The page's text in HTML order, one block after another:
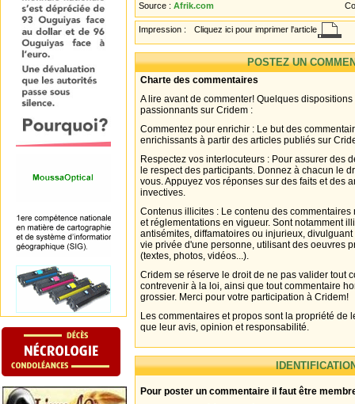
Source : Afrik.com
Impression : Cliquez ici pour imprimer l'article
POSTEZ UN
Charte des commentaires
A lire avant de commenter! Quelques
passionnants sur Cridem :
Commentez pour enrichir : Le but des
enrichissants à partir des articles publiés sur
Respectez vos interlocuteurs : Pour assurer des
le respect des participants. Donnez à chacun le
vous. Appuyez vos réponses sur des faits et des
invectives.
Contenus illicites : Le contenu des
et réglementations en vigueur. Sont notamment
antisémites, diffamatoires ou injurieux,
vie privée d'une personne, utilisant des oeuvres
(textes, photos, vidéos...).
Cridem se réserve le droit de ne pas valider tout
contrevenir à la loi, ainsi que tout commentaire
grossier. Merci pour votre participation à Cridem!
Les commentaires et propos sont la propriété de
que leur avis, opinion et responsabilité.
Pour poster un commentaire il faut être